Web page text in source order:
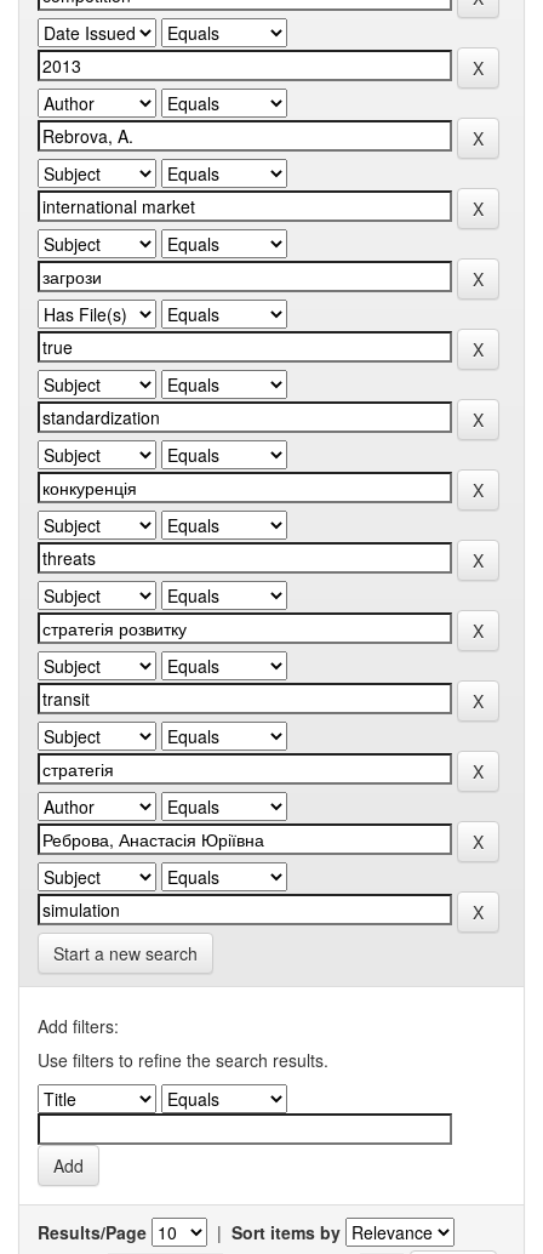
Start a new search
Add filters:
Use filters to refine the search results.
Results/Page | Sort items by